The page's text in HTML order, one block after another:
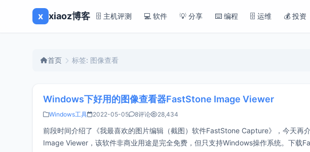
x xiaoz博客 🗄️ 主机评测 💻 软件 💡 分享 ⌨️ 编程 🗄️ 运维 💰 投资
首页 标签: 图像查看
Windows下好用的图像查看器FastStone Image Viewer
Windows工具 2022-05-05 8评论 28,434
前段时间介绍了《我最喜欢的图片编辑（截图）软件FastStone Capture》，今天再
Image Viewer，该软件非商业用途是完全免费，但只支持Windows操作系统。下载